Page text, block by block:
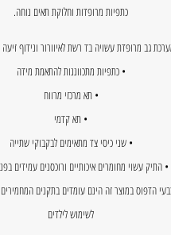
כתפיות מרופדות וחלוקת תאים נוחה.
גב מרופדת עשויה בד רשת לאיוורור ונידוף
• כתפיות מתכווננות להתאמת מידה
• תא מרכזי מרווח
• תא קדמי
• שני כיסי צד מתאימים לבקבוקי שתייה
• התיק עשוי מחומרים איכותיים ורוכסנים עמידים
הדפוס במוצר זה הינם עומדים בתקנים המחמירים
לשימוש לילדים